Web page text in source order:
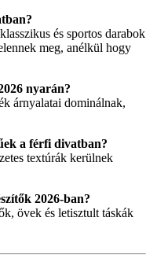
és sportos darabok
meg, anélkül hogy
nyarán?
árnyalatai dominálnak,
a férfi divatban?
textúrák kerülnek
2026-ban?
övek és letisztult táskák